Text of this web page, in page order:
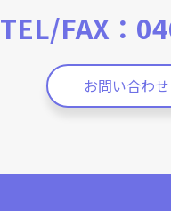
TEL/FAX：
お問い合わ